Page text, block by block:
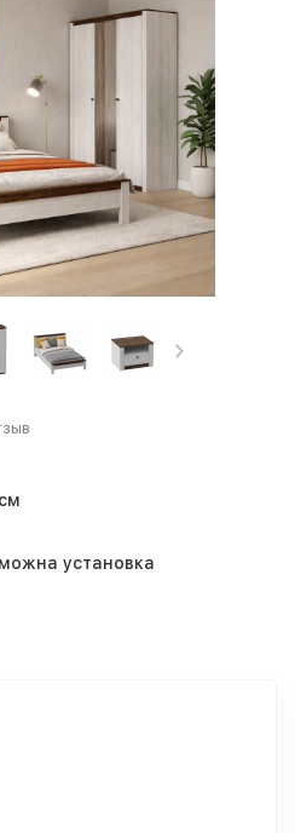
установка